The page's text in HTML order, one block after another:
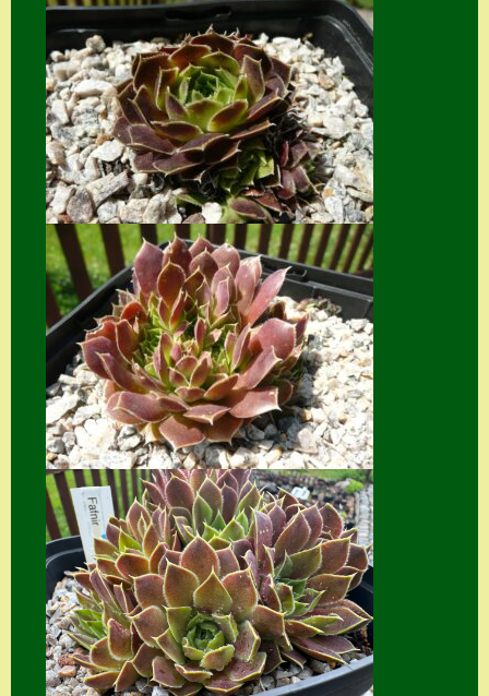
Hostas
Impressum
Kasse
Kontakt
Mein Konto
Naturformen
S. x nixonii
Semps die ich
suche
Semps von A – Z
Shop
Suche
Sue Thomas
Translator
Versand
Versand von
Semps
Warenkorb